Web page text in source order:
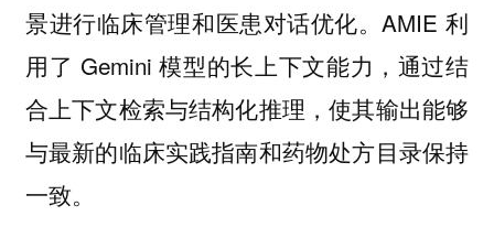
景进行临床管理和医患对话优化。AMIE 利
用了 Gemini 模型的长上下文能力，通过结
合上下文检索与结构化推理，使其输出能够
与最新的临床实践指南和药物处方目录保持
一致。